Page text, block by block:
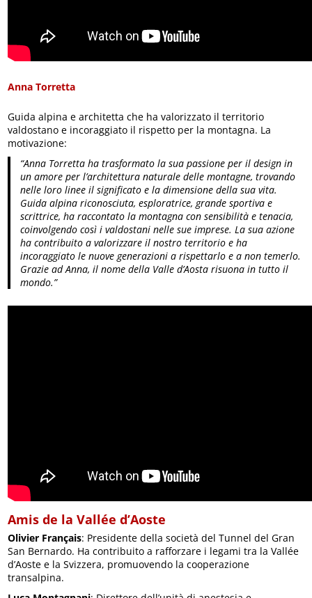
Anna Torretta
Guida alpina e architetta che ha valorizzato il territorio
valdostano e incoraggiato il rispetto per la montagna. La
motivazione:
“Anna Torretta ha trasformato la sua passione per il design in
un amore per l’architettura naturale delle montagne, trovando
nelle loro linee il significato e la dimensione della sua vita.
Guida alpina riconosciuta, esploratrice, grande sportiva e
scrittrice, ha raccontato la montagna con sensibilità e tenacia,
coinvolgendo così i valdostani nelle sue imprese. La sua azione
ha contribuito a valorizzare il nostro territorio e ha
incoraggiato le nuove generazioni a rispettarlo e a non temerlo.
Grazie ad Anna, il nome della Valle d’Aosta risuona in tutto il
mondo.”
Amis de la Vallée d’Aoste
Olivier Français: Presidente della società del Tunnel del Gran
San Bernardo. Ha contribuito a rafforzare i legami tra la Vallée
d’Aoste e la Svizzera, promuovendo la cooperazione
transalpina.